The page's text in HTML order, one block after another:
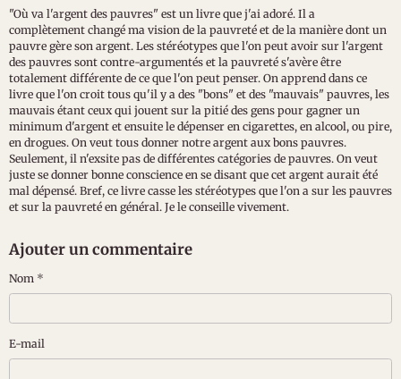
"Où va l'argent des pauvres" est un livre que j'ai adoré. Il a
complètement changé ma vision de la pauvreté et de la manière dont un
pauvre gère son argent. Les stéréotypes que l'on peut avoir sur l'argent
des pauvres sont contre-argumentés et la pauvreté s'avère être
totalement différente de ce que l'on peut penser. On apprend dans ce
livre que l'on croit tous qu'il y a des "bons" et des "mauvais" pauvres, les
mauvais étant ceux qui jouent sur la pitié des gens pour gagner un
minimum d'argent et ensuite le dépenser en cigarettes, en alcool, ou pire,
en drogues. On veut tous donner notre argent aux bons pauvres.
Seulement, il n'exsite pas de différentes catégories de pauvres. On veut
juste se donner bonne conscience en se disant que cet argent aurait été
mal dépensé. Bref, ce livre casse les stéréotypes que l'on a sur les pauvres
et sur la pauvreté en général. Je le conseille vivement.
Ajouter un commentaire
Nom
E-mail